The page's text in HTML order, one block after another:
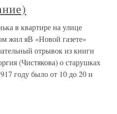
в квартире на улице
жил яВ «Новой газете»
отрывок из книги
(Чистякова) о старушках
году было от 10 до 20 и